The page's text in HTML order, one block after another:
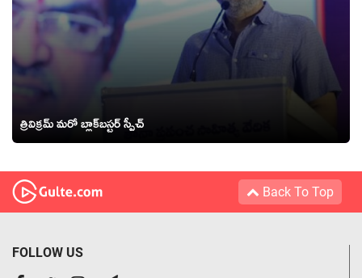
త్రివిక్ర‌మ్ మ‌రో బ్లాక్‌బ‌స్ట‌ర్ స్పీచ్
Back To Top
FOLLOW US